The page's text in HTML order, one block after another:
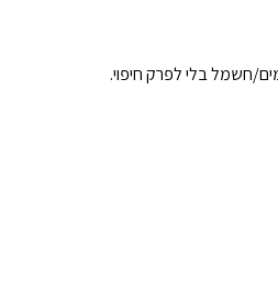
חשמל בלי לפרק חיפוי.